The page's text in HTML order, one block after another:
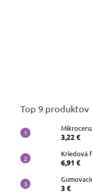
Top 9 produktov
3,22 €
Kriedová
6,91 €
3 €